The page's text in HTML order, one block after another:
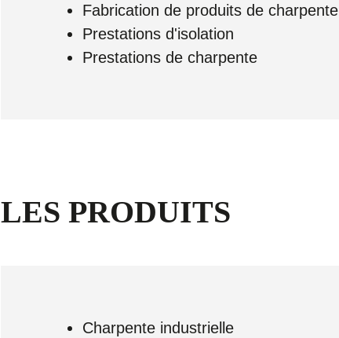
Fabrication de produits de charpente
Prestations d'isolation
Prestations de charpente
LES PRODUITS
Charpente industrielle